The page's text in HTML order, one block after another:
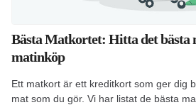
Bästa Matkortet: Hitta det bästa
matinköp
Ett matkort är ett kreditkort som ger dig
mat som du gör. Vi har listat de bästa